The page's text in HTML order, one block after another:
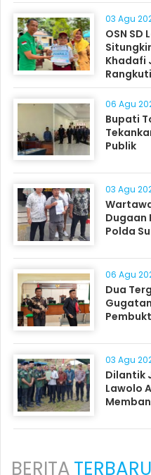
03 Agu
OSN
Khadafi
06 Agu
Bupati
Publik
03 Agu
Dugaan
Polda
06 Agu
Dua
03 Agu
Dilantik
Lawolo
BERITATERBARU